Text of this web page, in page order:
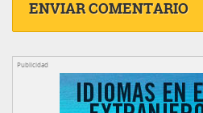
Publicidad